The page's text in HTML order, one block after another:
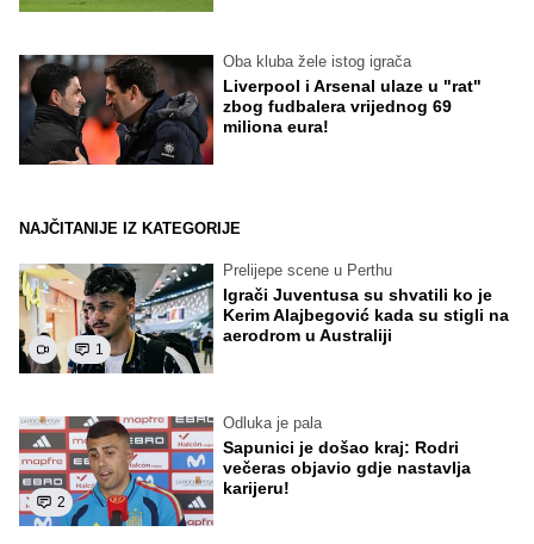
Oba kluba žele istog igrača
Liverpool i Arsenal ulaze u "rat"
zbog fudbalera vrijednog 69
miliona eura!
NAJČITANIJE IZ KATEGORIJE
1
Prelijepe scene u Perthu
Igrači Juventusa su shvatili ko je
Kerim Alajbegović kada su stigli na
aerodrom u Australiji
2
Odluka je pala
Sapunici je došao kraj: Rodri
večeras objavio gdje nastavlja
karijeru!